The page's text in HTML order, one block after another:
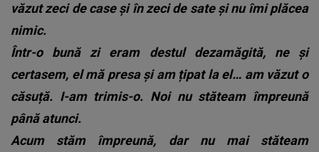
văzut zeci de case și în zeci de sate și nu îmi plăcea
nimic.
Într-o bună zi eram destul dezamăgită, ne și
certasem, el mă presa și am țipat la el… am văzut o
căsuță. I-am trimis-o. Noi nu stăteam împreună
până atunci.
Acum stăm împreună, dar nu mai stăteam